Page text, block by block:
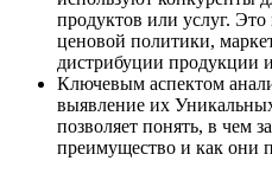
продуктов или услуг.
ценовой политики,
дистрибуции продукции
Ключевым аспектом
выявление их
позволяет понять, в чем
преимущество и как они